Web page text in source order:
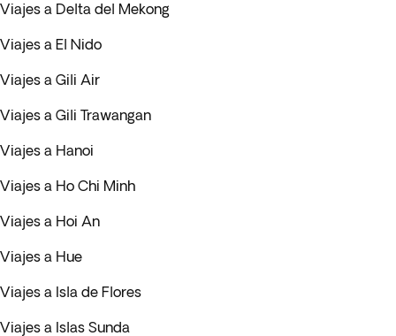
Viajes a Delta del Mekong
Viajes a El Nido
Viajes a Gili Air
Viajes a Gili Trawangan
Viajes a Hanoi
Viajes a Ho Chi Minh
Viajes a Hoi An
Viajes a Hue
Viajes a Isla de Flores
Viajes a Islas Sunda